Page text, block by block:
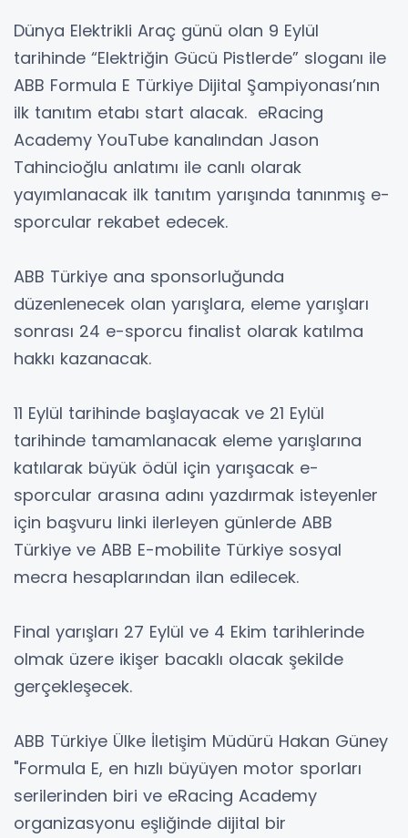
Dünya Elektrikli Araç günü olan 9 Eylül
tarihinde “Elektriğin Gücü Pistlerde” sloganı ile
ABB Formula E Türkiye Dijital Şampiyonası’nın
ilk tanıtım etabı start alacak. eRacing
Academy YouTube kanalından Jason
Tahincioğlu anlatımı ile canlı olarak
yayımlanacak ilk tanıtım yarışında tanınmış e-
sporcular rekabet edecek.
ABB Türkiye ana sponsorluğunda
düzenlenecek olan yarışlara, eleme yarışları
sonrası 24 e-sporcu finalist olarak katılma
hakkı kazanacak.
11 Eylül tarihinde başlayacak ve 21 Eylül
tarihinde tamamlanacak eleme yarışlarına
katılarak büyük ödül için yarışacak e-
sporcular arasına adını yazdırmak isteyenler
için başvuru linki ilerleyen günlerde ABB
Türkiye ve ABB E-mobilite Türkiye sosyal
mecra hesaplarından ilan edilecek.
Final yarışları 27 Eylül ve 4 Ekim tarihlerinde
olmak üzere ikişer bacaklı olacak şekilde
gerçekleşecek.
ABB Türkiye Ülke İletişim Müdürü Hakan Güney
"Formula E, en hızlı büyüyen motor sporları
serilerinden biri ve eRacing Academy
organizasyonu eşliğinde dijital bir